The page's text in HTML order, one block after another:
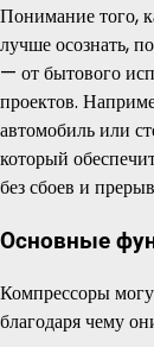
Понимание того,
лучше осознать,
— от бытового
проектов.
автомобиль или
который
без сбоев и
Основные
Компрессоры
благодаря чему